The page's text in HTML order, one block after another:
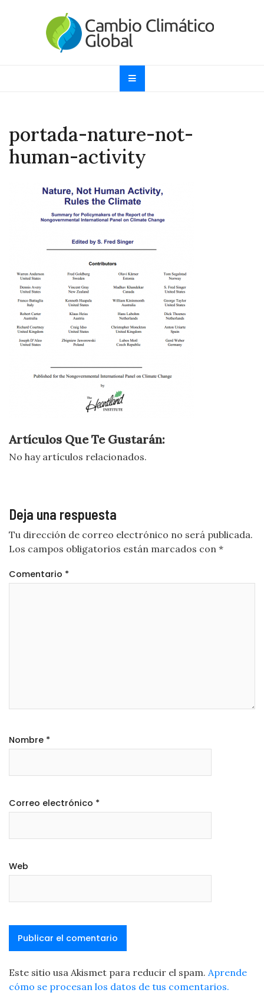
Cambio Climático
Global
Climático y Efecto Invernadero desde 1997
portada-nature-not-
human-activity
Artículos Que Te Gustarán:
No hay artículos relacionados.
Deja una respuesta
Tu dirección de correo electrónico no será publicada.
Los campos obligatorios están marcados con *
Comentario *
Nombre *
Correo electrónico *
Web
Este sitio usa Akismet para reducir el spam. Aprende
cómo se procesan los datos de tus comentarios.